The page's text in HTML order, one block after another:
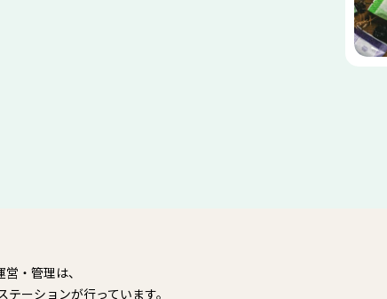
・管理は、
テーションが行っています。